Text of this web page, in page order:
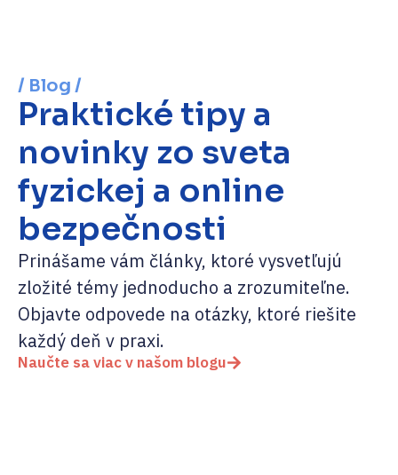
/ Blog /
Praktické tipy a
novinky zo sveta
fyzickej a online
bezpečnosti
Prinášame vám články, ktoré vysvetľujú
zložité témy jednoducho a zrozumiteľne.
Objavte odpovede na otázky, ktoré riešite
každý deň v praxi.
Naučte sa viac v našom blogu